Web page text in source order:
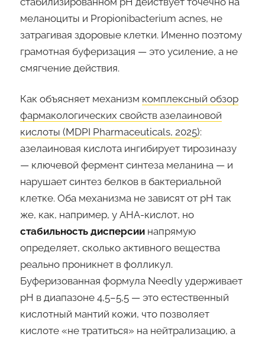
меланоциты и Propionibacterium acnes, не
затрагивая здоровые клетки. Именно поэтому
грамотная буферизация — это усиление, а не
смягчение действия.
Как объясняет механизм комплексный обзор
фармакологических свойств азелаиновой
кислоты (MDPI Pharmaceuticals, 2025):
азелаиновая кислота ингибирует тирозиназу
— ключевой фермент синтеза меланина — и
нарушает синтез белков в бактериальной
клетке. Оба механизма не зависят от pH так
же, как, например, у AHA-кислот, но
стабильность дисперсии напрямую
определяет, сколько активного вещества
реально проникнет в фолликул.
Буферизованная формула Needly удерживает
pH в диапазоне 4,5–5,5 — это естественный
кислотный мантий кожи, что позволяет
кислоте «не тратиться» на нейтрализацию, а